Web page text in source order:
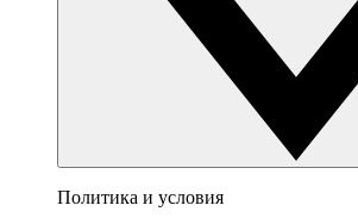
Политика и условия